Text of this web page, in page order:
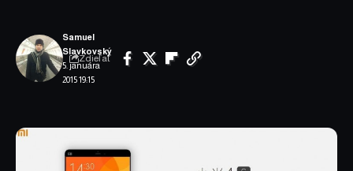
5. januára
2015 19:15
Samuel
Slavkovský
Zdieľať